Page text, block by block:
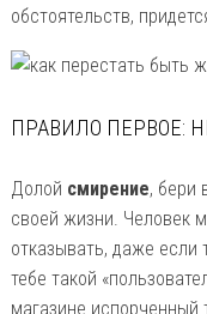
обстоятельств,
ПРАВИЛО ПЕРВОЕ:
Долой смирение, бери
своей жизни. Человек
отказывать, даже если
тебе такой
магазине